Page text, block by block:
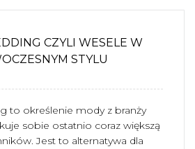
CZYLI WESELE W
STYLU
to określenie mody z branży
sobie ostatnio coraz większą
Jest to alternatywa dla